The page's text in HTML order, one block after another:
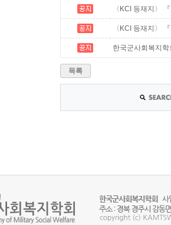
〈KCI 등재지〉
〈KCI 등재지〉
한국군사회복지
목록